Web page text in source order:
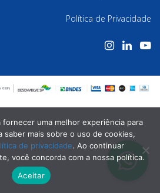
Política de Privacidade
fornecer uma melhor experiência para
saber mais sobre o uso de cookies,
de privacidade. Ao continuar
você concorda com a nossa política.
Aceitar